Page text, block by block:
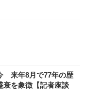
来年8月で77年の歴
を象徴【記者座談